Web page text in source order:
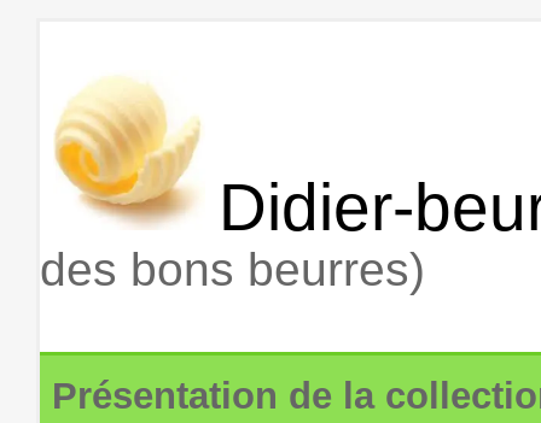
Didier-
des bons beurres)
Présentation de la